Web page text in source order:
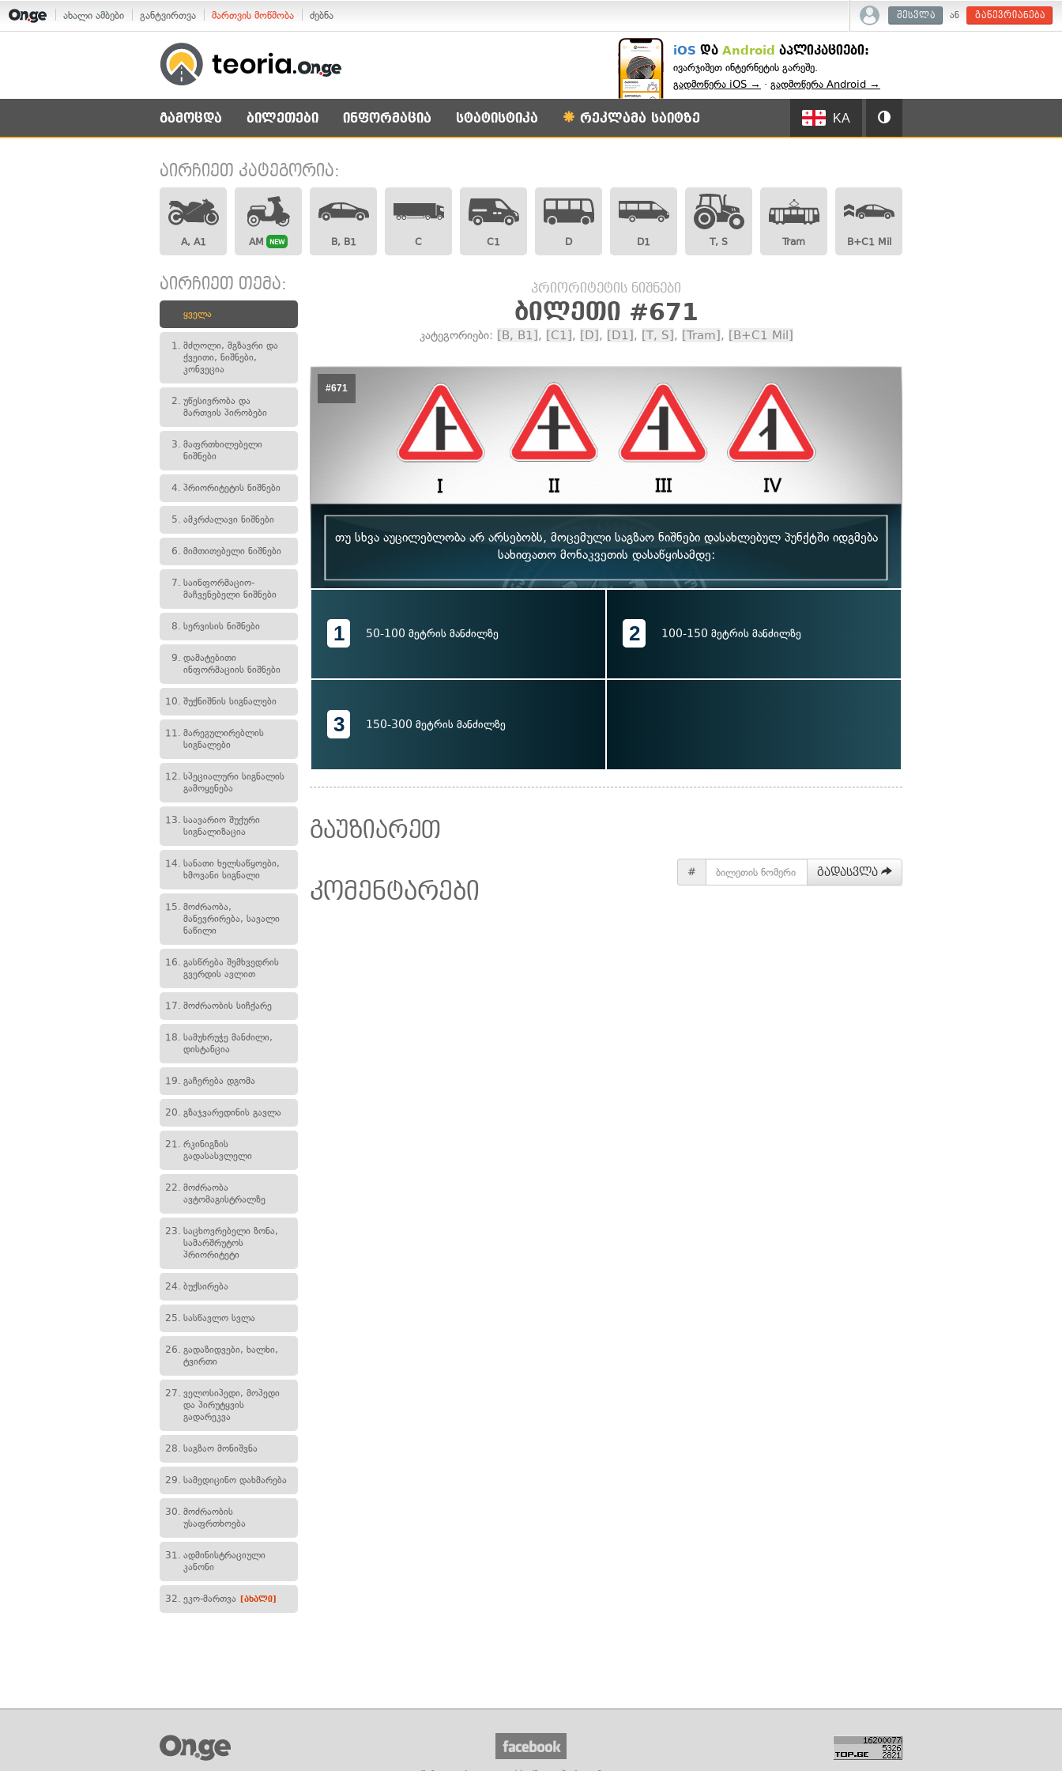
ახალი ამბები განტვირთვა მართვის მოწმობა ძებნა შესვლა ან გაწევრიანება
iOS და Android აპლიკაციები:
ივარჯიშეთ ინტერნეტის გარეშე.
გადმოწერა iOS → · გადმოწერა Android →
გამოცდა ბილეთები ინფორმაცია სტატისტიკა რეკლამა საიტზე KA
აირჩიეთ კატეგორია:
A, A1 AM NEW B, B1 C C1 D D1 T, S Tram B+C1 Mil
აირჩიეთ თემა:
ყველა
1. მძღოლი, მგზავრი და
ქვეითი, ნიშნები,
კონვეცია
2. უწესივრობა და
მართვის პირობები
3. მაფრთხილებელი
ნიშნები
4. პრიორიტეტის ნიშნები
5. ამკრძალავი ნიშნები
6. მიმთითებელი ნიშნები
7. საინფორმაციო-
მაჩვენებელი ნიშნები
8. სერვისის ნიშნები
9. დამატებითი
ინფორმაციის ნიშნები
10. შუქნიშნის სიგნალები
11. მარეგულირებლის
სიგნალები
12. სპეციალური სიგნალის
გამოყენება
13. საავარიო შუქური
სიგნალიზაცია
14. სანათი ხელსაწყოები,
ხმოვანი სიგნალი
15. მოძრაობა,
მანევრირება, სავალი
ნაწილი
16. გასწრება შემხვედრის
გვერდის ავლით
17. მოძრაობის სიჩქარე
18. სამუხრუჭე მანძილი,
დისტანცია
19. გაჩერება დგომა
20. გზაჯვარედინის გავლა
21. რკინიგზის
გადასასვლელი
22. მოძრაობა
ავტომაგისტრალზე
23. საცხოვრებელი ზონა,
სამარშრუტოს
პრიორიტეტი
24. ბუქსირება
25. სასწავლო სვლა
26. გადაზიდვები, ხალხი,
ტვირთი
27. ველოსიპედი, მოპედი
და პირუტყვის
გადარეკვა
28. საგზაო მონიშვნა
29. სამედიცინო დახმარება
30. მოძრაობის
უსაფრთხოება
31. ადმინისტრაციული
კანონი
32. ეკო-მართვა [ახალი]
პრიორიტეტის ნიშნები
ბილეთი #671
კატეგორიები: [B, B1], [C1], [D], [D1], [T, S], [Tram], [B+C1 Mil]
#671
თუ სხვა აუცილებლობა არ არსებობს, მოცემული საგზაო ნიშნები დასახლებულ პუნქტში იდგმება
სახიფათო მონაკვეთის დასაწყისამდე:
1 50-100 მეტრის მანძილზე 2 100-150 მეტრის მანძილზე
3 150-300 მეტრის მანძილზე
# გადასვლა
გაუზიარეთ
კომენტარები